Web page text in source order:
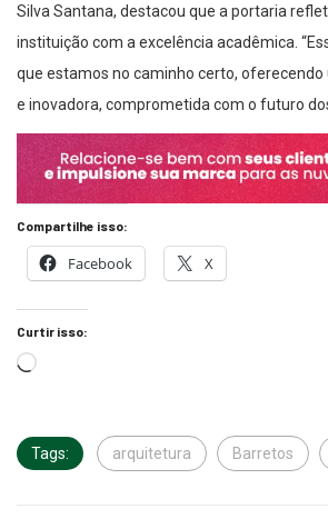
Silva Santana, destacou que a portaria
instituição com a excelência acadêmica.
que estamos no caminho certo,
e inovadora, comprometida com o futuro
Compartilhe isso:
Facebook X
Curtir isso:
Tags: arquitetura Barretos